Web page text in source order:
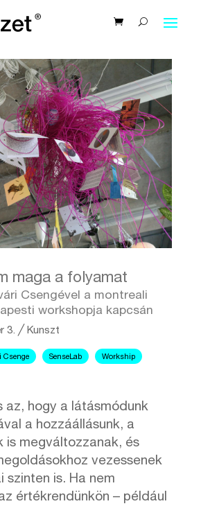
maga a folyamat
Csengével a montreali
workshopja kapcsán
3. ╱Kunszt
Csenge SenseLab Workship
az, hogy a látásmódunk
a hozzáállásunk, a
is megváltozzanak, és
vezessenek
szinten is. Ha nem
értékrendünkön – például